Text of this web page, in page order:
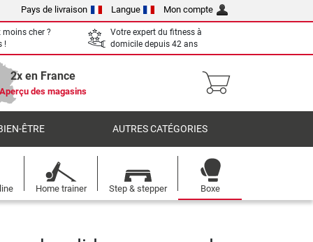
Pays de livraison Langue Mon compte
moins cher ?
!
Votre expert du fitness à
domicile depuis 42 ans
2x en France
des magasins
ÊTRE AUTRES CATÉGORIES
Home trainer Step & stepper Boxe